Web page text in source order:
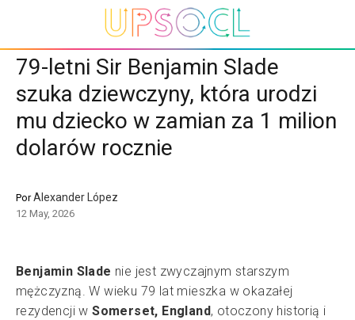
79-letni Sir Benjamin Slade
szuka dziewczyny, która urodzi
mu dziecko w zamian za 1 milion
dolarów rocznie
PorAlexander López
12 May, 2026
Benjamin Slade nie jest zwyczajnym starszym
mężczyzną. W wieku 79 lat mieszka w okazałej
rezydencji wSomerset, England, otoczony historią i